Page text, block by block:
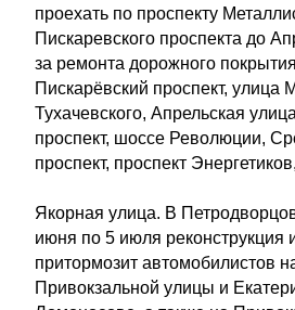
проехать по проспекту
Пискаревского проспекта до
за ремонта дорожного
Пискарёвский проспект, улица
Тухачевского, Апрельская
проспект, шоссе Революции,
проспект, проспект Энергетиков,
Якорная улица. В
июня по 5 июля реконструкция
притормозит автомобилистов
Привокзальной улицы и